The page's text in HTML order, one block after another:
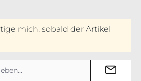
mich, sobald der Artikel